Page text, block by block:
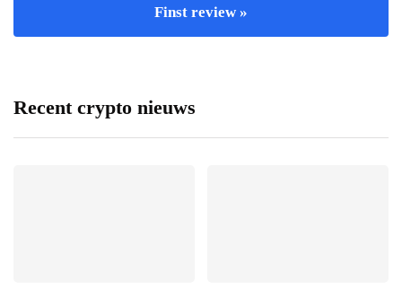
Finst review »
Recent crypto nieuws